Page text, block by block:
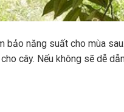
năng suất cho mùa
cây. Nếu không sẽ dễ